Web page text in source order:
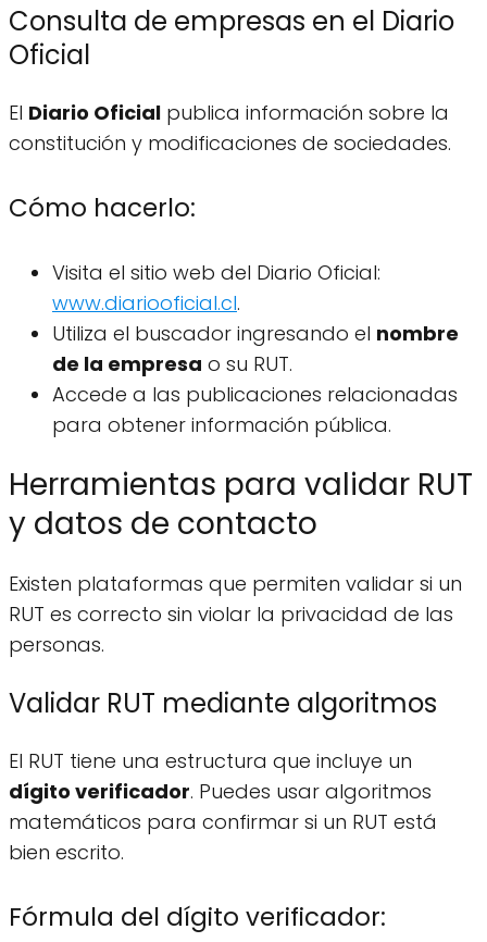
Consulta de empresas en el Diario
Oficial
El Diario Oficial publica información sobre la
constitución y modificaciones de sociedades.
Cómo hacerlo:
Visita el sitio web del Diario Oficial:
www.diariooficial.cl.
Utiliza el buscador ingresando el nombre
de la empresa o su RUT.
Accede a las publicaciones relacionadas
para obtener información pública.
Herramientas para validar RUT
y datos de contacto
Existen plataformas que permiten validar si un
RUT es correcto sin violar la privacidad de las
personas.
Validar RUT mediante algoritmos
El RUT tiene una estructura que incluye un
dígito verificador. Puedes usar algoritmos
matemáticos para confirmar si un RUT está
bien escrito.
Fórmula del dígito verificador: